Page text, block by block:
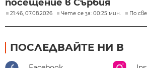
посещение в Сърбия
21:46, 07.08.2026 Чете се за: 00:25 мин. По
ПОСЛЕДВАЙТЕ НИ В